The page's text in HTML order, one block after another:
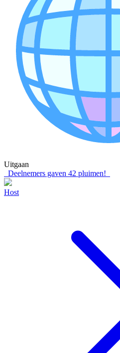
Uitgaan
Deelnemers gaven 42 pluimen!
Host